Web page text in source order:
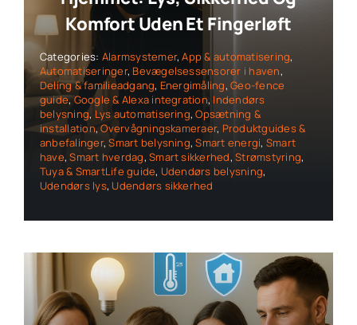
Komfort Uden Et Fingerløft
Categories: Alarmsystemer,App & automatisering,
Automatiseringer,Bevægelsessensorer i haven,
Deling & familieadgang, Energimåling,Geo-fence
guide,Google & Alexa integration, Indendørs
belysning, Lys automatisering,Opsætning &
installation,Overvågningskameraer, Produktguides &
anbefalinger,Smart belysning,Smart energi, Smart
have,Smart hverdag,Smart sikkerhed,Strømstyring,
Tuya & SmartLife guide, Udendørs belysning,
Udendørs lys, Udendørs sikkerhed